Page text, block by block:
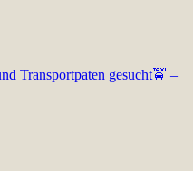
Transportpaten gesucht🚖 –